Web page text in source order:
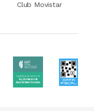
Club Movistar